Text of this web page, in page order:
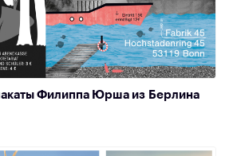
Филиппа Юрша из Берлина